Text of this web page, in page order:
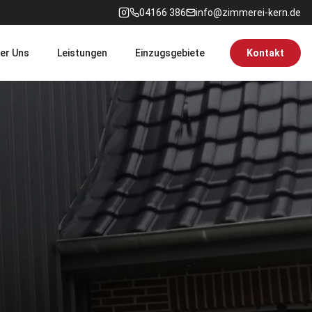
04166 386 info@zimmerei-kern.de
Uns Leistungen Einzugsgebiete Kontakt